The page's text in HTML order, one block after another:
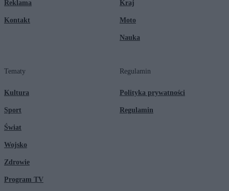
Reklama
Kontakt
Kraj
Moto
Nauka
Tematy
Kultura
Sport
Świat
Wojsko
Zdrowie
Program TV
Regulamin
Polityka prywatności
Regulamin